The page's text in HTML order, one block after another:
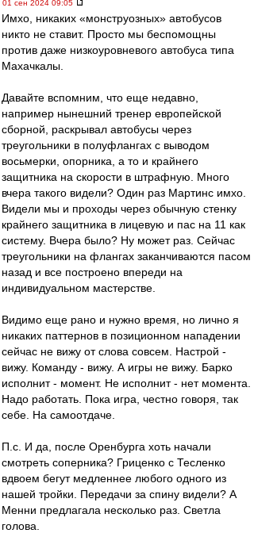
01 сен 2024 09:05
Имхо, никаких «монструозных» автобусов
никто не ставит. Просто мы беспомощны
против даже низкоуровневого автобуса типа
Махачкалы.
Давайте вспомним, что еще недавно,
например нынешний тренер европейской
сборной, раскрывал автобусы через
треугольники в полуфлангах с выводом
восьмерки, опорника, а то и крайнего
защитника на скорости в штрафную. Много
вчера такого видели? Один раз Мартинс имхо.
Видели мы и проходы через обычную стенку
крайнего защитника в лицевую и пас на 11 как
систему. Вчера было? Ну может раз. Сейчас
треугольники на флангах заканчиваются пасом
назад и все построено впереди на
индивидуальном мастерстве.
Видимо еще рано и нужно время, но лично я
никаких паттернов в позиционном нападении
сейчас не вижу от слова совсем. Настрой -
вижу. Команду - вижу. А игры не вижу. Барко
исполнит - момент. Не исполнит - нет момента.
Надо работать. Пока игра, честно говоря, так
себе. На самоотдаче.
П.с. И да, после Оренбурга хоть начали
смотреть соперника? Гриценко с Тесленко
вдвоем бегут медленнее любого одного из
нашей тройки. Передачи за спину видели? А
Менни предлагала несколько раз. Светла
голова.